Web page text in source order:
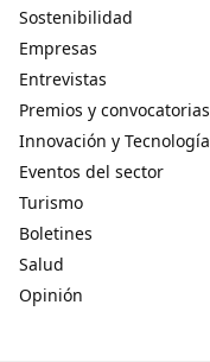
Sostenibilidad
Empresas
Entrevistas
Premios y convocatorias
Innovación y Tecnología
Eventos del sector
Turismo
Boletines
Salud
Opinión